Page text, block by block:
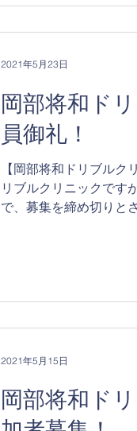
岡部将和ド
員御礼！
【岡部将和ドリブルク
リブルクリニックです
で、募集を締め切りと
2021年5月23日
岡部将和ド
2021年5月15日